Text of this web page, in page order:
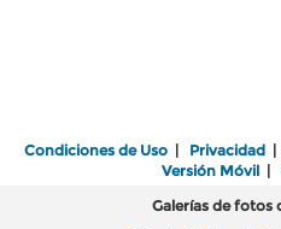
Condiciones de Uso | Privacidad |
Versión Móvil|
Galerías de fotos